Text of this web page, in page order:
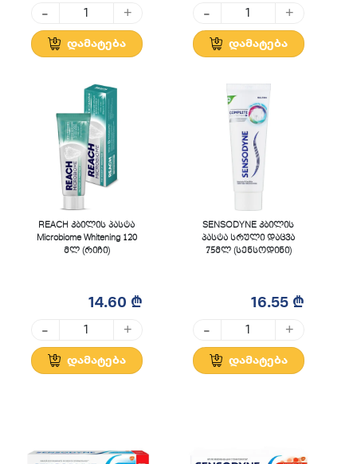
- +
დამატება
- +
დამატება
REACH კბილის პასტა
Microbiome Whitening 120
მლ (რიჩი)
14.60 ₾
- +
დამატება
SENSODYNE კბილის
პასტა სრული დაცვა
75მლ (სენსოდინი)
16.55 ₾
- +
დამატება